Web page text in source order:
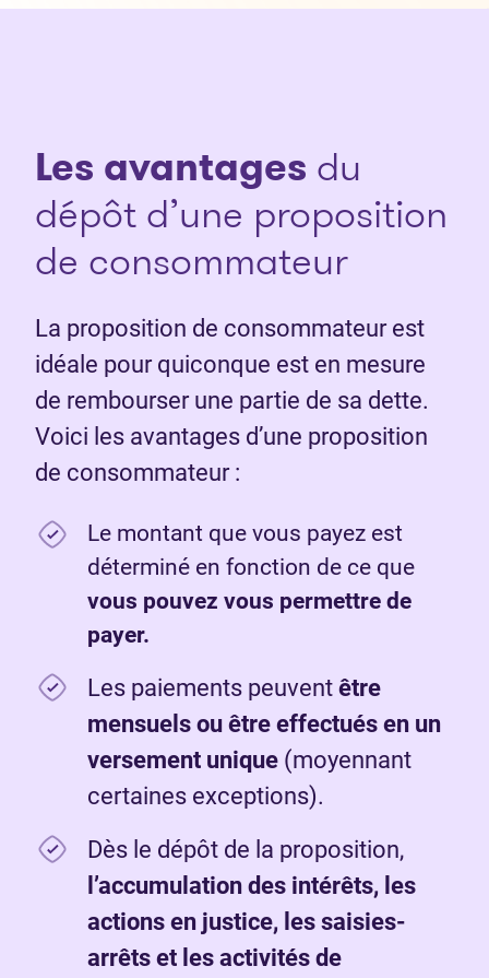
Les avantages du
dépôt d’une proposition
de consommateur
La proposition de consommateur est
idéale pour quiconque est en mesure
de rembourser une partie de sa dette.
Voici les avantages d’une proposition
de consommateur :
Le montant que vous payez est
déterminé en fonction de ce que
vous pouvez vous permettre de
payer.
Les paiements peuvent être
mensuels ou être effectués en un
versement unique (moyennant
certaines exceptions).
Dès le dépôt de la proposition,
l’accumulation des intérêts, les
actions en justice, les saisies-
arrêts et les activités de